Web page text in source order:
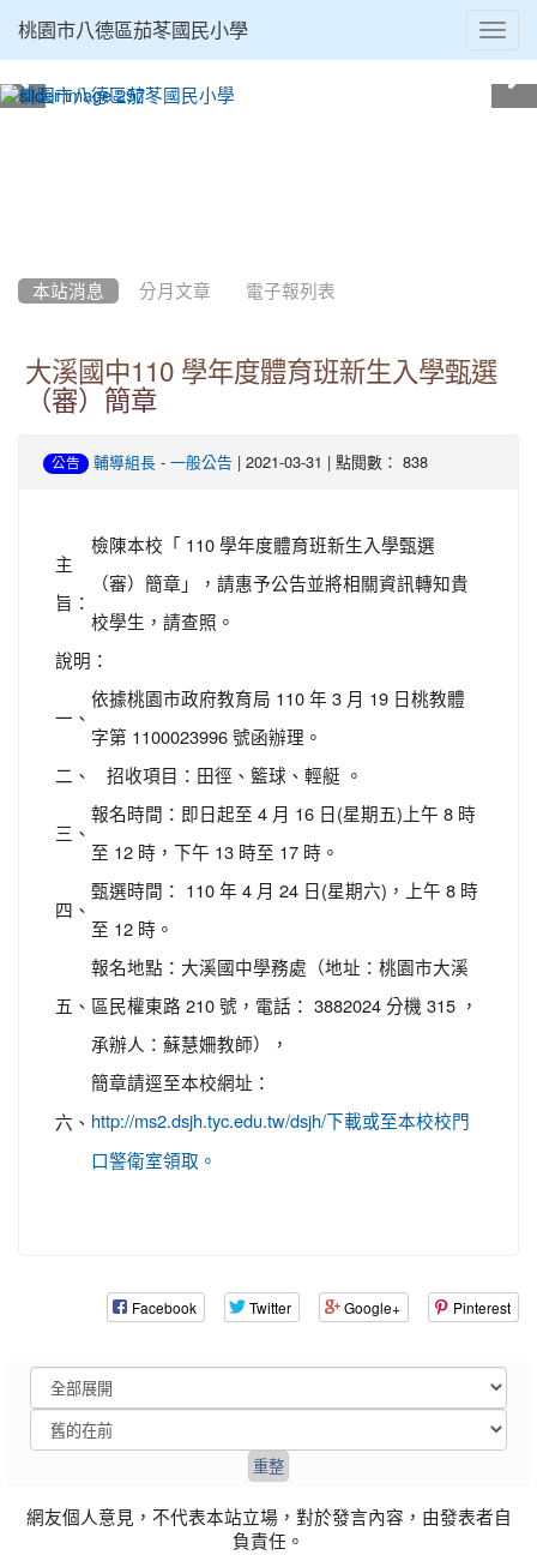
桃園市八德區茄苳國民小學
本站消息 分月文章 電子報列表
大溪國中110 學年度體育班新生入學甄選
（審）簡章
公告 輔導組長 - 一般公告 | 2021-03-31 | 點閱數： 838
主
旨：
檢陳本校「 110 學年度體育班新生入學甄選
（審）簡章」，請惠予公告並將相關資訊轉知貴
校學生，請查照。
說明：
一、
依據桃園市政府教育局 110 年 3 月 19 日桃教體
字第 1100023996 號函辦理。
二、
招收項目：田徑、籃球、輕艇 。
三、
報名時間：即日起至 4 月 16 日(星期五)上午 8 時
至 12 時，下午 13 時至 17 時。
四、
甄選時間： 110 年 4 月 24 日(星期六)，上午 8 時
至 12 時。
五、
報名地點：大溪國中學務處（地址：桃園市大溪
區民權東路 210 號，電話： 3882024 分機 315 ，
承辦人：蘇慧姍教師），
六、
簡章請逕至本校網址：
http://ms2.dsjh.tyc.edu.tw/dsjh/下載或至本校校門
口警衛室領取。
Facebook Twitter Google+ Pinterest
網友個人意見，不代表本站立場，對於發言內容，由發表者自
負責任。